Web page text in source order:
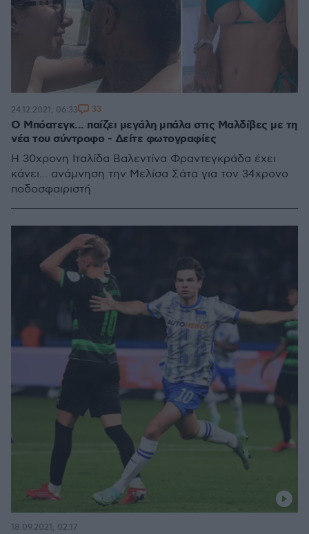
Ο Μπόατεγκ... παίζει μεγάλη μπάλα στις Μαλδίβες με τη
νέα του σύντροφο - Δείτε φωτογραφίες
Η 30χρονη Ιταλίδα Βαλεντίνα Φραντεγκράδα έχει
κάνει... ανάμνηση την Μελίσα Σάτα για τον 34χρονο
ποδοσφαιριστή
24.12.2021, 06:33 33
18.09.2021, 02:17